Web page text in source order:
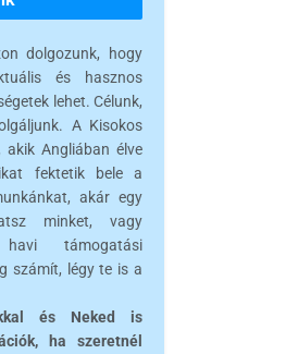
dolgozunk, hogy
és hasznos
lehet. Célunk,
A Kisokos
akik Angliában élve
fektetik bele a
akár egy
minket, vagy
havi támogatási
számít, légy te is a
és Neked is
ha szeretnél